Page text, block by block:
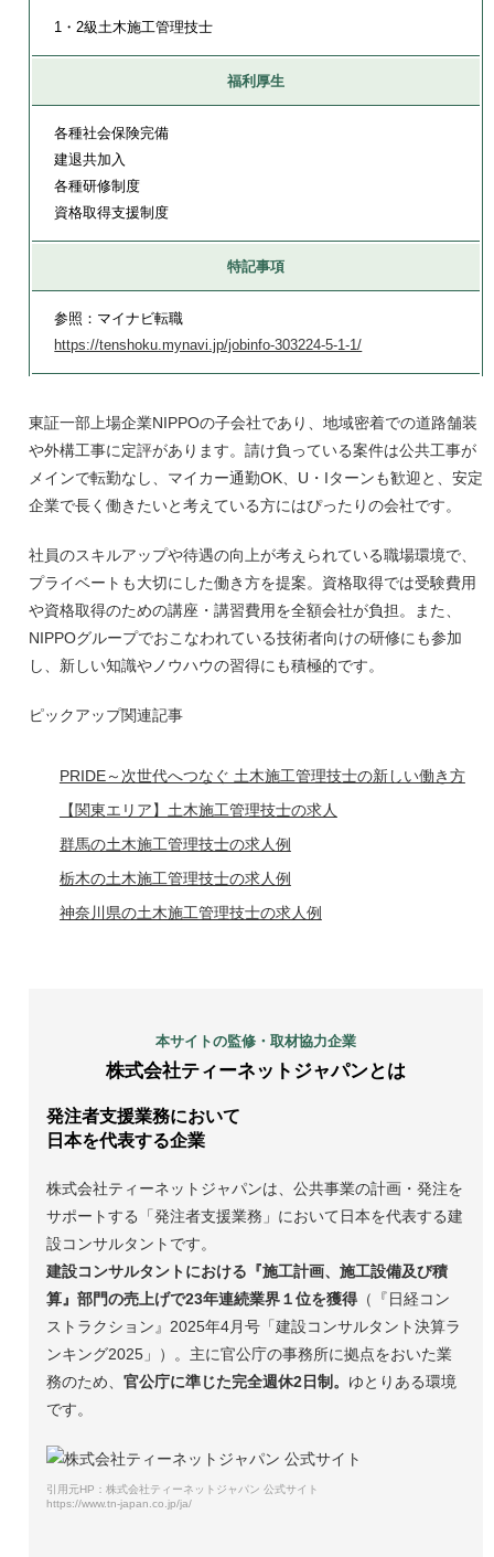
1・2級土木施工管理技士
福利厚生
各種社会保険完備
建退共加入
各種研修制度
資格取得支援制度
特記事項
参照：マイナビ転職
https://tenshoku.mynavi.jp/jobinfo-303224-5-1-1/
東証一部上場企業NIPPOの子会社であり、地域密着での道路舗装
や外構工事に定評があります。請け負っている案件は公共工事が
メインで転勤なし、マイカー通勤OK、U・Iターンも歓迎と、安定
企業で長く働きたいと考えている方にはぴったりの会社です。
社員のスキルアップや待遇の向上が考えられている職場環境で、
プライベートも大切にした働き方を提案。資格取得では受験費用
や資格取得のための講座・講習費用を全額会社が負担。また、
NIPPOグループでおこなわれている技術者向けの研修にも参加
し、新しい知識やノウハウの習得にも積極的です。
ピックアップ関連記事
PRIDE～次世代へつなぐ 土木施工管理技士の新しい働き方
【関東エリア】土木施工管理技士の求人
群馬の土木施工管理技士の求人例
栃木の土木施工管理技士の求人例
神奈川県の土木施工管理技士の求人例
本サイトの監修・取材協力企業
株式会社ティーネットジャパンとは
発注者支援業務において
日本を代表する企業
株式会社ティーネットジャパンは、公共事業の計画・発注を
サポートする「発注者支援業務」において日本を代表する建
設コンサルタントです。
建設コンサルタントにおける『施工計画、施工設備及び積
算』部門の売上げで23年連続業界１位を獲得 （『日経コン
ストラクション』2025年4月号「建設コンサルタント決算ラ
ンキング2025」）。主に官公庁の事務所に拠点をおいた業
務のため、官公庁に準じた完全週休2日制。 ゆとりある環境
です。
引用元HP：株式会社ティーネットジャパン 公式サイト
https://www.tn-japan.co.jp/ja/